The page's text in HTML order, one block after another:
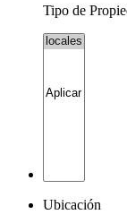
Tipo de
Ubicación